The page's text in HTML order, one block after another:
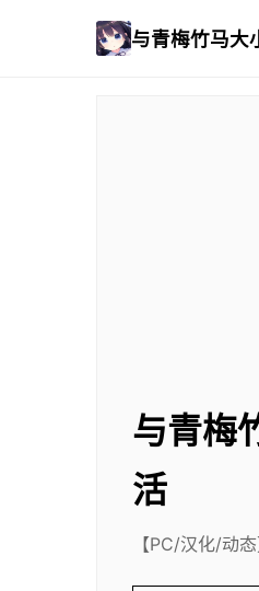
与青梅竹马大
与青梅
活
【PC/汉化/动